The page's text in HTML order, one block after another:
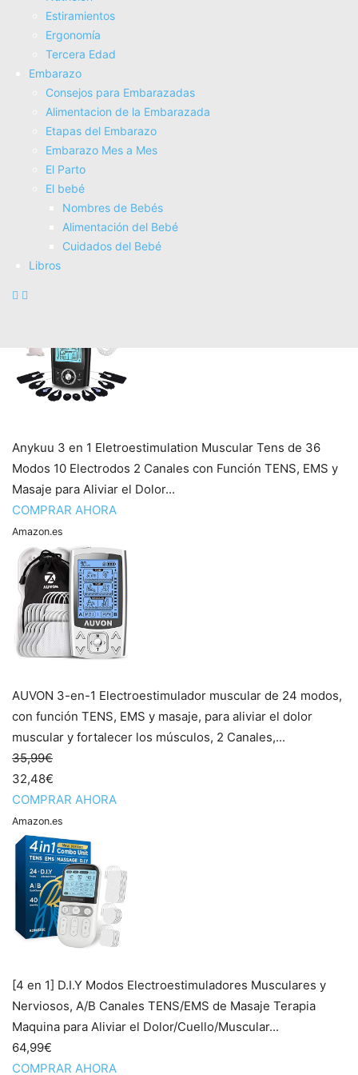
Estiramientos
Ergonomí­a
Tercera Edad
Embarazo
Consejos para Embarazadas
Alimentacion de la Embarazada
Etapas del Embarazo
Embarazo Mes a Mes
El Parto
El bebé
Nombres de Bebés
Alimentación del Bebé
Cuidados del Bebé
Libros
Más movimiento, menos sufrimiento: El poder de la
fisioterapia para cuidar tu salud (Bienestar, estilo de vida,
COMPRAR AHORA
Anykuu 3 en 1 Eletroestimulation Muscular Tens de 36
Modos 10 Electrodos 2 Canales con Función TENS, EMS y
Masaje para Aliviar el Dolor...
COMPRAR AHORA
Amazon.es
AUVON 3-en-1 Electroestimulador muscular de 24 modos,
con función TENS, EMS y masaje, para aliviar el dolor
muscular y fortalecer los músculos, 2 Canales,...
35,99€
32,48€
COMPRAR AHORA
Amazon.es
[4 en 1] D.I.Y Modos Electroestimuladores Musculares y
Nerviosos, A/B Canales TENS/EMS de Masaje Terapia
Maquina para Aliviar el Dolor/Cuello/Muscular...
64,99€
COMPRAR AHORA